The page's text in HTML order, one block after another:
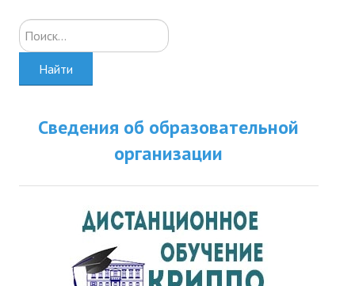
Искать...
Найти
Сведения об образовательной
организации